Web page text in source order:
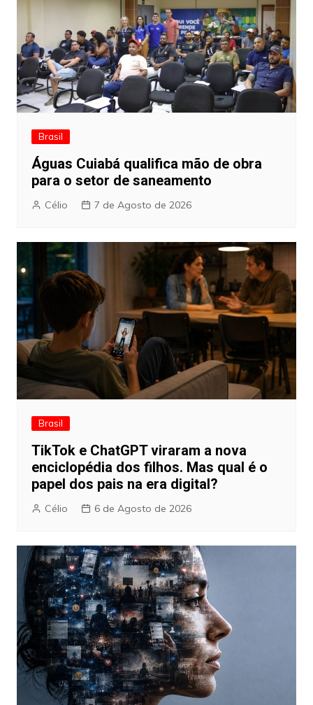
Brasil
Águas Cuiabá qualifica mão de obra
para o setor de saneamento
Célio 7 de Agosto de 2026
Brasil
TikTok e ChatGPT viraram a nova
enciclopédia dos filhos. Mas qual é o
papel dos pais na era digital?
Célio 6 de Agosto de 2026